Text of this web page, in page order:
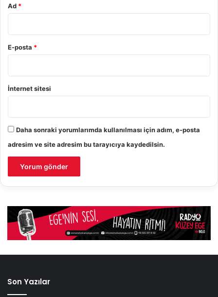
Ad *
E-posta *
İnternet sitesi
Daha sonraki yorumlarımda kullanılması için adım, e-posta
adresim ve site adresim bu tarayıcıya kaydedilsin.
Son Yazılar